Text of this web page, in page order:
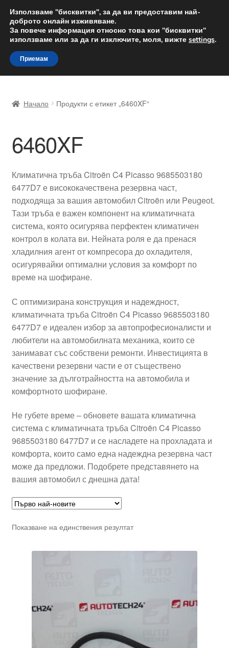
ДОСТАВКА от 12 лв.
Доставка по целия свят
Skip
to
navigation
Skip
to
content
Доставка по целия свят
Жалби
Количка
Контакт
Моята сметка
Плащанията
Политика за поверителност
Правила и условия
Процедура за рекламации
Разгледайте
Транспорт
Начало Продукти с етикет „6460XF“
6460XF
Климатична тръба Citroën C4 Picasso 9685503180
6477D7 е висококачествена резервна част,
подходяща за вашия автомобил Citroën или Peugeot.
Тази тръба е важен компонент на климатичната
система, която осигурява перфектен климатичен
контрол в колата ви. Нейната роля е да пренася
хладилния агент от компресора до охладителя,
осигурявайки оптимални условия за комфорт по
време на шофиране.
С оптимизирана конструкция и надеждност,
климатичната тръба Citroën C4 Picasso 9685503180
6477D7 е идеален избор за автопрофесионалисти и
любители на автомобилната механика, които се
занимават със собствени ремонти. Инвестицията в
качествени резервни части е от съществено
значение за дълготрайността на автомобила и
комфортното шофиране.
Не губете време – обновете вашата климатична
система с климатичната тръба Citroën C4 Picasso
9685503180 6477D7 и се насладете на прохладата и
комфорта, които само една надеждна резервна част
може да предложи. Подобрете представянето на
вашия автомобил с днешна дата!
Показване на единствения резултат
Използваме "бисквитки", за да ви предоставим най-
доброто онлайн изживяване.
За повече информация относно това кои "бисквитки"
използваме или за да ги изключите, моля, вижте settings.
Приемам